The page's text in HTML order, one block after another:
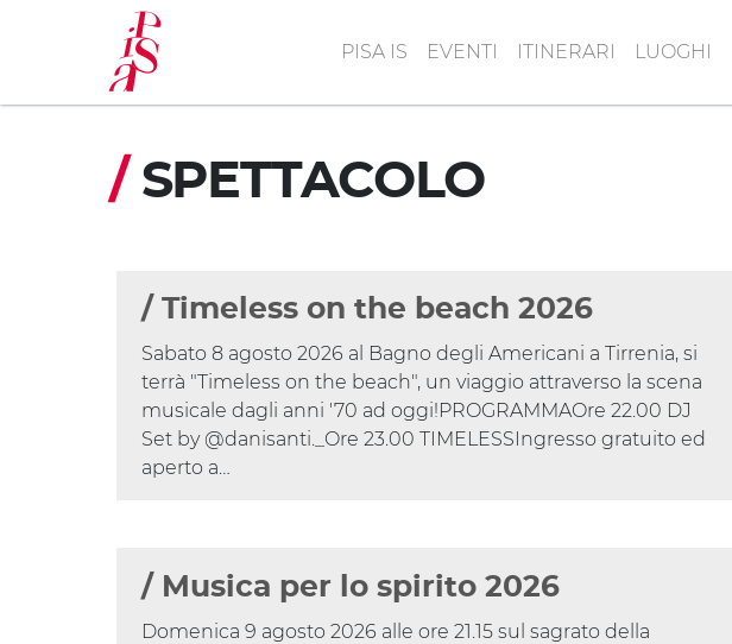
principale
PISA IS EVENTI ITINERARI LUOGHI
/SPETTACOLO
/ Timeless on the beach 2026
Sabato 8 agosto 2026 al Bagno degli Americani a Tirrenia, si
terrà "Timeless on the beach", un viaggio attraverso la scena
musicale dagli anni '70 ad oggi!PROGRAMMAOre 22.00 DJ
Set by @danisanti._Ore 23.00 TIMELESSIngresso gratuito ed
aperto a…
/ Musica per lo spirito 2026
Domenica 9 agosto 2026 alle ore 21.15 sul sagrato della